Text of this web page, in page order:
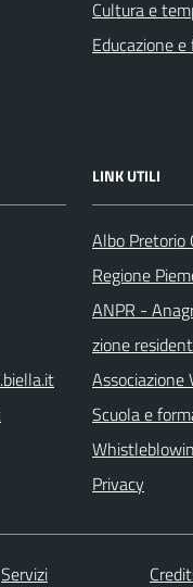
Cultura e
Educazione
LINK UTILI
Albo Pretorio
Regione
ANPR -
zione
Associazione
Scuola e
Privacy
Servizi